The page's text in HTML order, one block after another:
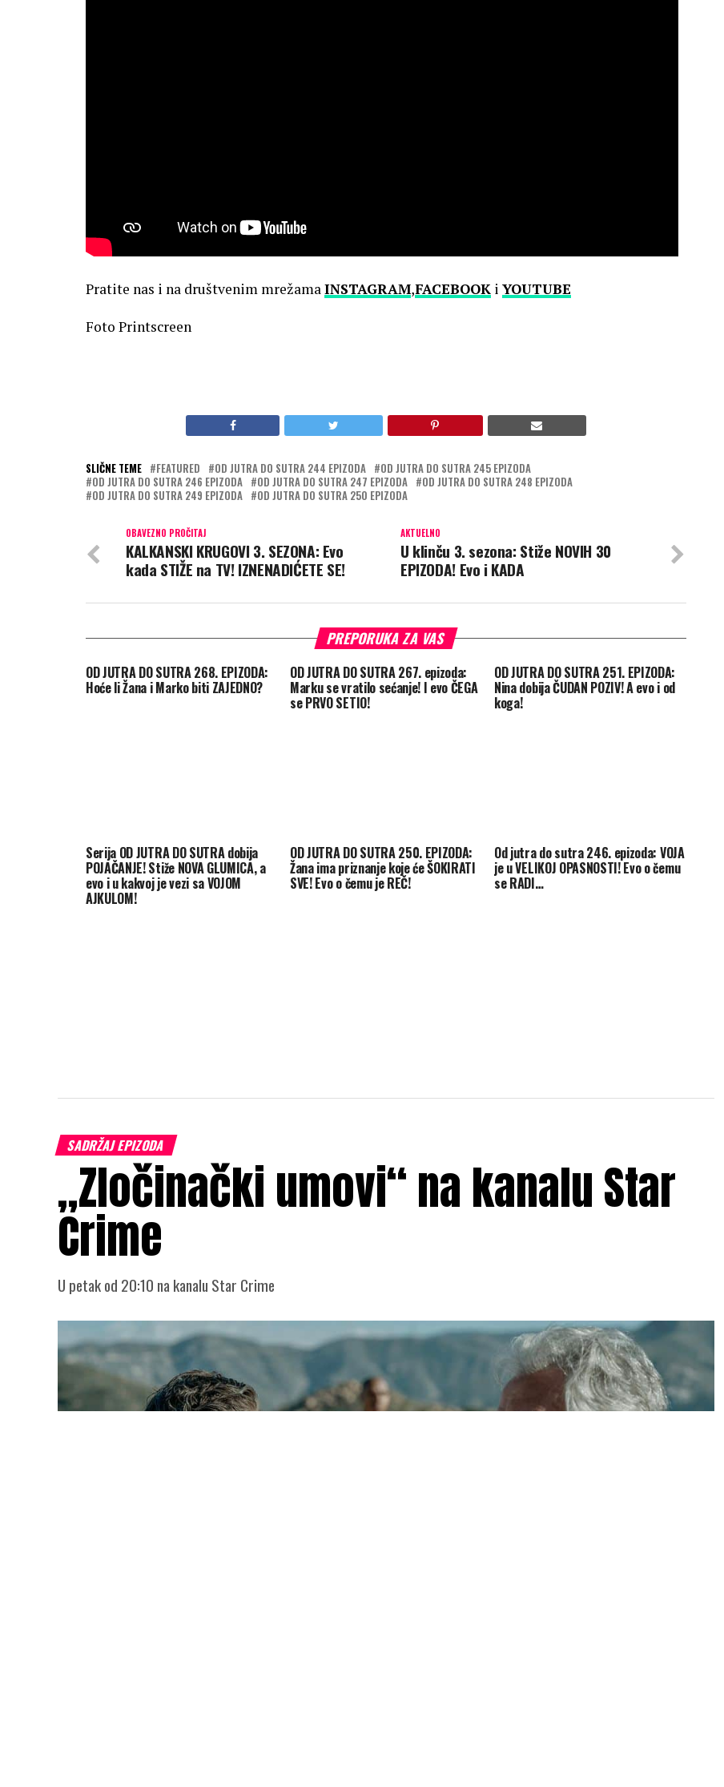
Pratite nas i na društvenim mrežamaINSTAGRAM,FACEBOOK i YOUTUBE
Foto Printscreen
SLIČNE TEME FEATURED OD JUTRA DO SUTRA 244 EPIZODA
OD JUTRA DO SUTRA 245 EPIZODA
OD JUTRA DO SUTRA 246 EPIZODA
OD JUTRA DO SUTRA 247 EPIZODA
OD JUTRA DO SUTRA 248 EPIZODA
OD JUTRA DO SUTRA 249 EPIZODA
OD JUTRA DO SUTRA 250 EPIZODA
AKTUELNO
U klinču 3. sezona: Stiže NOVIH 30
EPIZODA! Evo i KADA
OBAVEZNO PROČITAJ
KALKANSKI KRUGOVI 3. SEZONA: Evo
kada STIŽE na TV! IZNENADIĆETE SE!
PREPORUKA ZA VAS
OD JUTRA DO SUTRA 268. EPIZODA:
Hoće li Žana i Marko biti ZAJEDNO?
OD JUTRA DO SUTRA 267. epizoda:
Marku se vratilo sećanje! I evo ČEGA
se PRVO SETIO!
OD JUTRA DO SUTRA 251. EPIZODA:
Nina dobija ČUDAN POZIV! A evo i od
koga!
Serija OD JUTRA DO SUTRA dobija
POJAČANJE! Stiže NOVA GLUMICA, a
evo i u kakvoj je vezi sa VOJOM
AJKULOM!
OD JUTRA DO SUTRA 250. EPIZODA:
Žana ima priznanje koje će ŠOKIRATI
SVE! Evo o čemu je REČ!
Od jutra do sutra 246. epizoda: VOJA
je u VELIKOJ OPASNOSTI! Evo o čemu
se RADI…
SADRŽAJ EPIZODA
„Zločinački umovi“ na kanalu Star
Crime
U petak od 20:10 na kanalu Star Crime